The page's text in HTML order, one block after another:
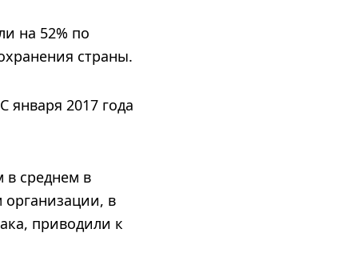
на 52% по
страны.
января 2017 года
в среднем в
в
приводили к